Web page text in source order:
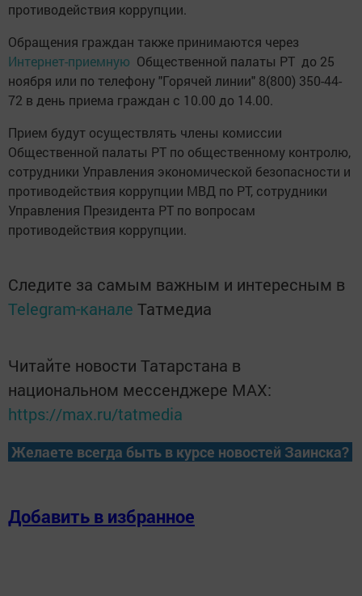
противодействия коррупции.
Обращения граждан также принимаются через
Интернет-приемную Общественной палаты РТ до 25
ноября или по телефону "Горячей линии" 8(800) 350-44-
72 в день приема граждан с 10.00 до 14.00.
Прием будут осуществлять члены комиссии
Общественной палаты РТ по общественному контролю,
сотрудники Управления экономической безопасности и
противодействия коррупции МВД по РТ, сотрудники
Управления Президента РТ по вопросам
противодействия коррупции.
Следите за самым важным и интересным в
Telegram-канале Татмедиа
Читайте новости Татарстана в
национальном мессенджере MАХ:
https://max.ru/tatmedia
Желаете всегда быть в курсе новостей Заинска?
Добавить в избранное